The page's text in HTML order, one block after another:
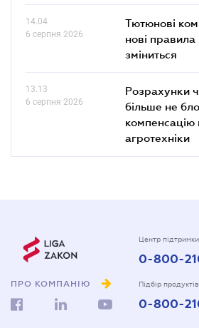
14.04
6 серпня 2026
Тютюнові
нові
зміниться
13.13
6 серпня 2026
Розрахунки
більше не
компенсацію
агротехніки
ПРО КОМПАНІЮ
Центр
0-800-
Підбір
0-800-